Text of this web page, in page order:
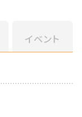
イベント